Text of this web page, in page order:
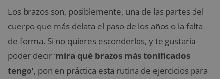
Los brazos son, posiblemente, una de las partes del
cuerpo que más delata el paso de los años o la falta
de forma. Si no quieres esconderlos, y te gustaría
poder decir ‘mira qué brazos más tonificados
tengo’, pon en práctica esta rutina de ejercicios para